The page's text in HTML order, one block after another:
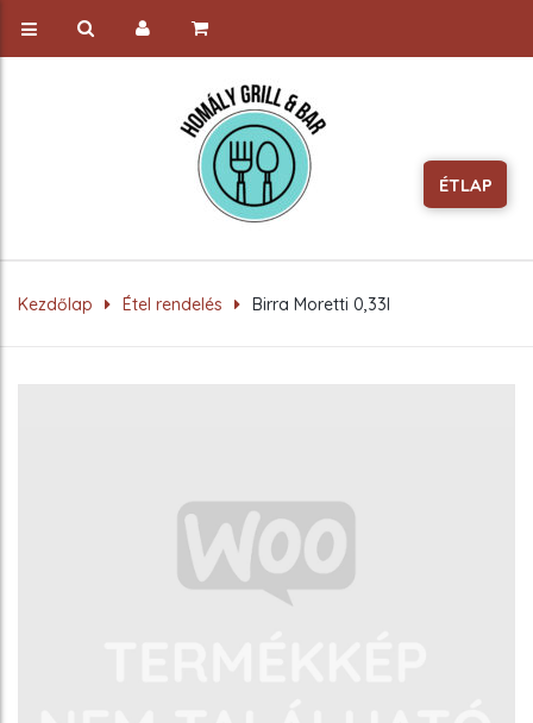
Kezdőlap Étel rendelés Birra Moretti 0,33l
ÉTLAP